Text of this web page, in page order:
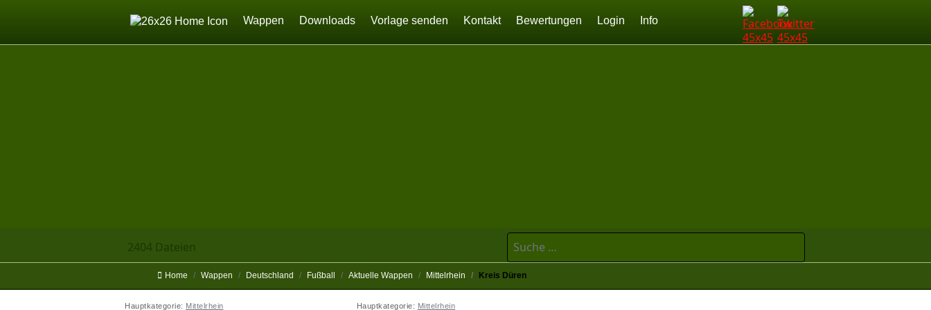
Home
Wappen Downloads Vorlage senden Kontakt Bewertungen Login Info
2404 Dateien
Suchen
Home Wappen Deutschland Fußball Aktuelle Wappen Mittelrhein Kreis Düren
Hauptkategorie: Mittelrhein Hauptkategorie: Mittelrhein